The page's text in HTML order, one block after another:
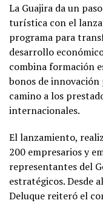
La Guajira da un
turística con el
programa para
desarrollo
combina formación
bonos de
camino a los
internacionales.
El lanzamiento,
200 empresarios y
representantes del
estratégicos. Desde
Deluque reiteró el